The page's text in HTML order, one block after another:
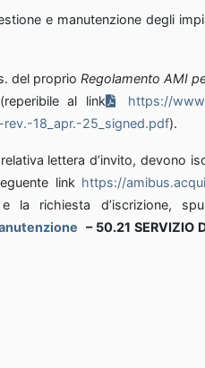
e manutenzione degli
del proprio Regolamento AMI
(reperibile al link
https://
18_apr.-25_signed.pdf).
lettera d’invito, devono
link https://
la richiesta d’iscrizione,
– 50.21 SERVIZIO